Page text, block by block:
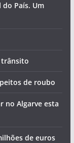
País. Um
trânsito
de roubo
no Algarve esta
de euros